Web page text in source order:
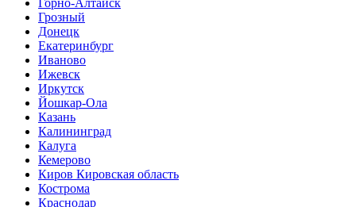
Горно-Алтайск
Грозный
Донецк
Екатеринбург
Иваново
Ижевск
Иркутск
Йошкар-Ола
Казань
Калининград
Калуга
Кемерово
Киров Кировская область
Кострома
Краснодар